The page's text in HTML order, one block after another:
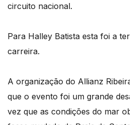
circuito nacional.
Para Halley Batista esta foi a
carreira.
A organização do Allianz
que o evento foi um grande
vez que as condições do mar